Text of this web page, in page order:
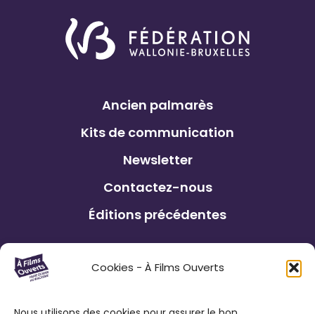
Cookies - À Films Ouverts
Ancien palmarès
Kits de communication
Newsletter
Contactez-nous
Éditions précédentes
Le Festival À Films Ouverts et ses
partenaires associatifs proposent à son